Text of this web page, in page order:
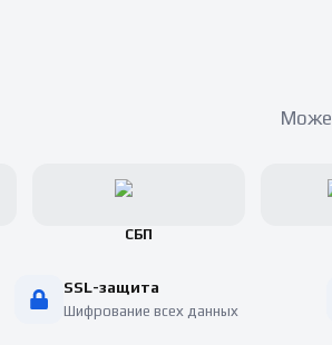
СБП
SSL-защита
Шифрование всех данных